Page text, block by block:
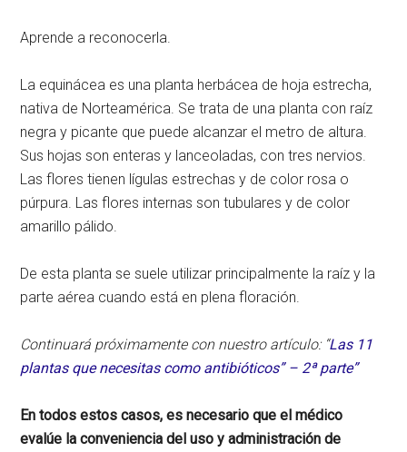
Aprende a reconocerla.
La equinácea es una planta herbácea de hoja estrecha,
nativa de Norteamérica. Se trata de una planta con raíz
negra y picante que puede alcanzar el metro de altura.
Sus hojas son enteras y lanceoladas, con tres nervios.
Las flores tienen lígulas estrechas y de color rosa o
púrpura. Las flores internas son tubulares y de color
amarillo pálido.
De esta planta se suele utilizar principalmente la raíz y la
parte aérea cuando está en plena floración.
Continuará próximamente con nuestro artículo: “Las 11
plantas que necesitas como antibióticos” – 2ª parte”
En todos estos casos, es necesario que el médico
evalúe la conveniencia del uso y administración de